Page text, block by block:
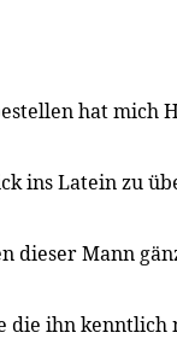
hat mich
ins Latein zu
dieser Mann
die ihn kenntlich